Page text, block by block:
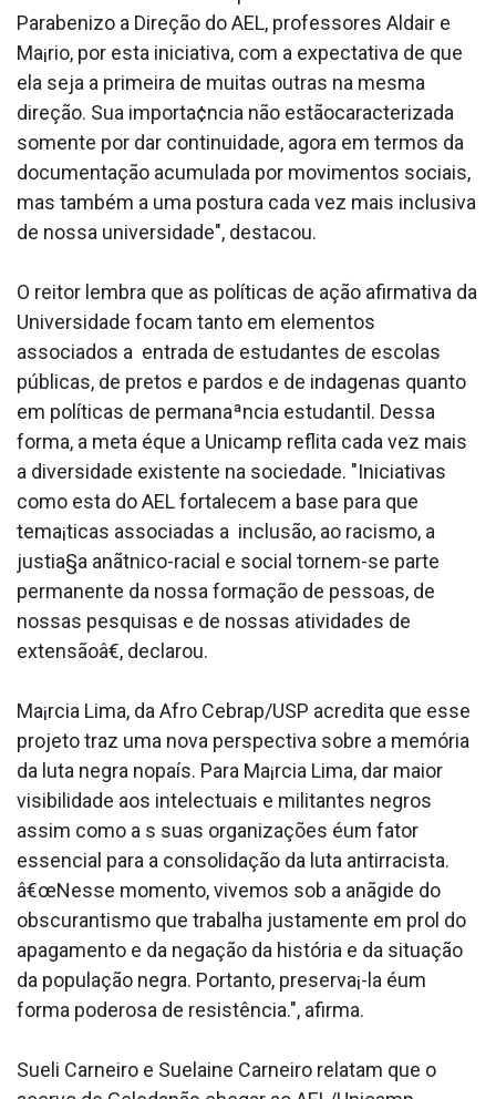
Parabenizo a Direção do AEL, professores Aldair e
Ma¡rio, por esta iniciativa, com a expectativa de que
ela seja a primeira de muitas outras na mesma
direção. Sua importa¢ncia não estãocaracterizada
somente por dar continuidade, agora em termos da
documentação acumulada por movimentos sociais,
mas também a uma postura cada vez mais inclusiva
de nossa universidade", destacou.
O reitor lembra que as políticas de ação afirmativa da
Universidade focam tanto em elementos
associados a entrada de estudantes de escolas
públicas, de pretos e pardos e de inda­genas quanto
em políticas de permanaªncia estudantil. Dessa
forma, a meta éque a Unicamp reflita cada vez mais
a diversidade existente na sociedade. "Iniciativas
como esta do AEL fortalecem a base para que
tema¡ticas associadas a inclusão, ao racismo, a
justia§a anãtnico-racial e social tornem-se parte
permanente da nossa formação de pessoas, de
nossas pesquisas e de nossas atividades de
extensãoâ€, declarou.
Ma¡rcia Lima, da Afro Cebrap/USP acredita que esse
projeto traz uma nova perspectiva sobre a memória
da luta negra nopaís. Para Ma¡rcia Lima, dar maior
visibilidade aos intelectuais e militantes negros
assim como a s suas organizações éum fator
essencial para a consolidação da luta antirracista.
â€œNesse momento, vivemos sob a anãgide do
obscurantismo que trabalha justamente em prol do
apagamento e da negação da história e da situação
da população negra. Portanto, preserva¡-la éum
forma poderosa de resistência.", afirma.
Sueli Carneiro e Suelaine Carneiro relatam que o